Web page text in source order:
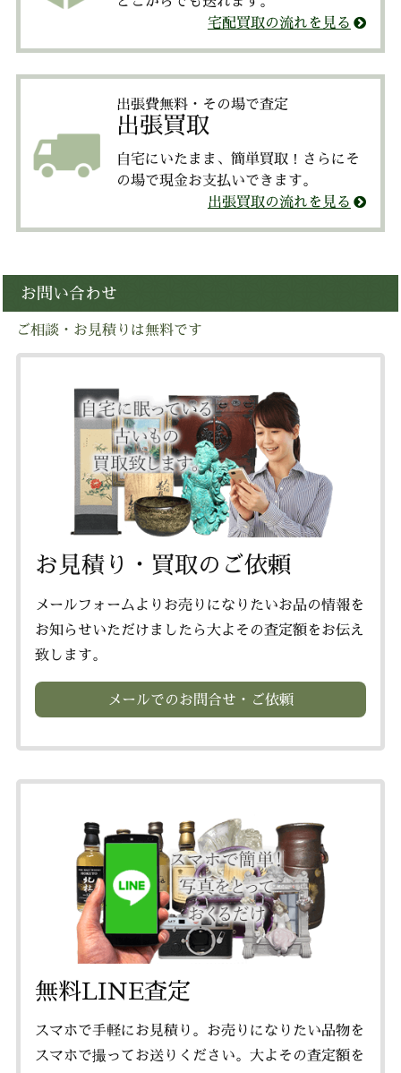
宅配買取の流れを見る
出張費無料・その場で査定
出張買取
自宅にいたまま、簡単買取！さらにそ
の場で現金お支払いできます。
出張買取の流れを見る
お問い合わせ
ご相談・お見積りは無料です
お見積り・買取のご依頼
メールフォームよりお売りになりたいお品の情報を
お知らせいただけましたら大よその査定額をお伝え
致します。
メールでのお問合せ・ご依頼
無料LINE査定
スマホで手軽にお見積り。お売りになりたい品物を
スマホで撮ってお送りください。大よその査定額を